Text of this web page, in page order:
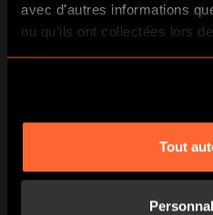
avec d'autres informations
ou qu'ils ont collectées lors
services.
Tout
3
JOUEZ
ET
retrouver votre